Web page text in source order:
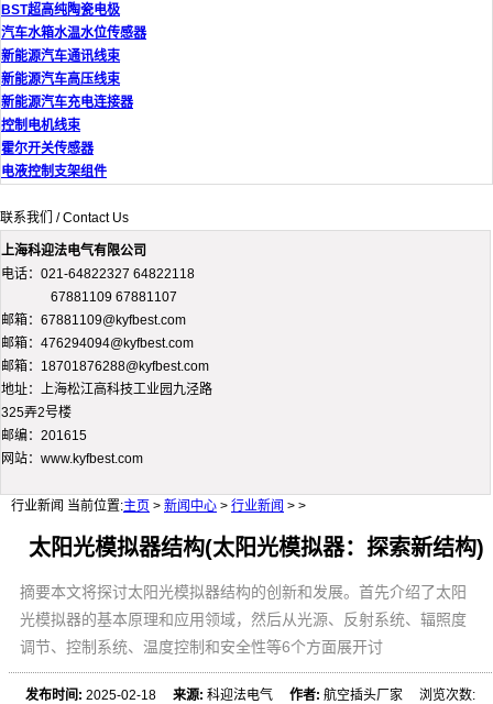
BST超高纯陶瓷电极
汽车水箱水温水位传感器
新能源汽车通讯线束
新能源汽车高压线束
新能源汽车充电连接器
控制电机线束
霍尔开关传感器
电液控制支架组件
联系我们 / Contact Us
上海科迎法电气有限公司
电话：021-64822327 64822118
67881109 67881107
邮箱：67881109@kyfbest.com
邮箱：476294094@kyfbest.com
邮箱：18701876288@kyfbest.com
地址：上海松江高科技工业园九泾路
325弄2号楼
邮编：201615
网站：www.kyfbest.com
行业新闻 当前位置:主页 > 新闻中心 > 行业新闻 > >
太阳光模拟器结构(太阳光模拟器：探索新结构)
摘要本文将探讨太阳光模拟器结构的创新和发展。首先介绍了太阳
光模拟器的基本原理和应用领域，然后从光源、反射系统、辐照度
调节、控制系统、温度控制和安全性等6个方面展开讨
发布时间: 2025-02-18来源: 科迎法电气作者: 航空插头厂家 浏览次数: